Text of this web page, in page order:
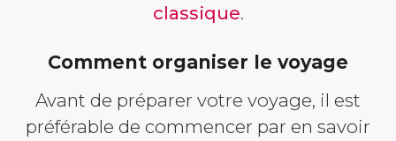
classique.
Comment organiser le voyage
Avant de préparer votre voyage, il est
préférable de commencer par en savoir